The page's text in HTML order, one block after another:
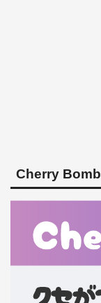
Cherry Bomb